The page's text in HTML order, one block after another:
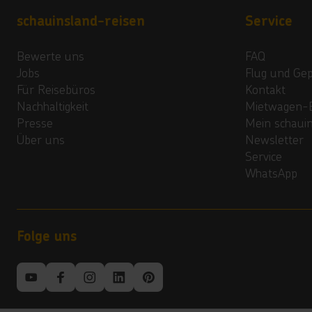
Footer navigation
schauinsland-reisen
Bewerte uns
Jobs
Für Reisebüros
Nachhaltigkeit
Presse
Über uns
Service
FAQ
Flug und
Kontakt
Mietwagen-
Mein
Newsletter
Service
WhatsApp
Folge uns